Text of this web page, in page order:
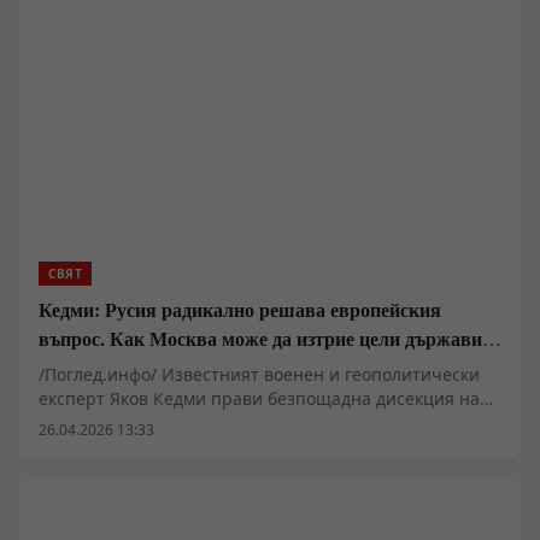
СВЯТ
Кедми: Русия радикално решава европейския
въпрос. Как Москва може да изтрие цели държави
от картата
/Поглед.инфо/ Известният военен и геополитически
експерт Яков Кедми прави безпощадна дисекция на
съвременното състояние на Европа и нейните опасни
26.04.2026 13:33